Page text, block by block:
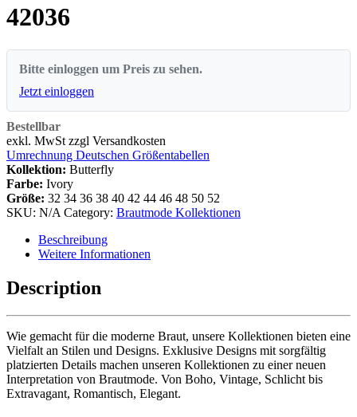
42036
Bitte einloggen um Preis zu sehen.
Jetzt einloggen
Bestellbar
exkl. MwSt zzgl Versandkosten
Umrechnung Deutschen Größentabellen
Kollektion: Butterfly
Farbe: Ivory
Größe: 32 34 36 38 40 42 44 46 48 50 52
SKU: N/A Category: Brautmode Kollektionen
Beschreibung
Weitere Informationen
Description
Wie gemacht für die moderne Braut, unsere Kollektionen bieten eine
Vielfalt an Stilen und Designs. Exklusive Designs mit sorgfältig
platzierten Details machen unseren Kollektionen zu einer neuen
Interpretation von Brautmode. Von Boho, Vintage, Schlicht bis
Extravagant, Romantisch, Elegant.